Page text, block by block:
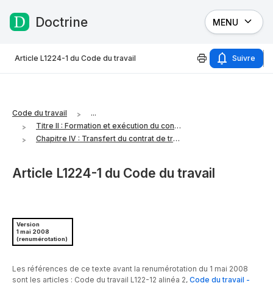
Passer au contenu
Doctrine MENU
Article L1224-1 du Code du travail Suivre
Code du travail
...
Titre II : Formation et exécution du contrat de travail
Chapitre IV : Transfert du contrat de travail
Article L1224-1 du Code du travail
Version
1 mai 2008
(renumérotation)
Les références de ce texte avant la renumérotation du 1 mai 2008
sont les articles : Code du travail L122-12 alinéa 2, Code du travail -